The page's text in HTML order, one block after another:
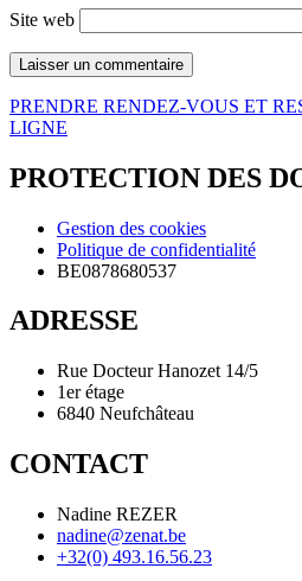
Site web
PRENDRE RENDEZ-VOUS ET
LIGNE
PROTECTION DES
Gestion des cookies
Politique de confidentialité
BE0878680537
ADRESSE
Rue Docteur Hanozet 14/5
1er étage
6840 Neufchâteau
CONTACT
Nadine REZER
nadine@zenat.be
+32(0) 493.16.56.23